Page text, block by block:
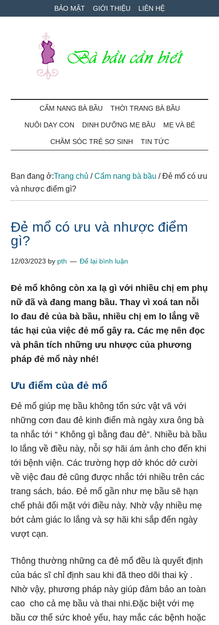
to
to
qua
BẢO MẬT GIỚI THIỆU LIÊN HỆ
Bà
Bầu
Cần
Biết
bé
CẨM NANG BÀ BẦU THỜI TRANG BÀ BẦU
NUÔI DẠY CON DINH DƯỠNG MẸ BẦU MẸ VÀ BÉ
CHĂM SÓC TRẺ SƠ SINH TIN TỨC
Bạn đang ở:Trang chủ / Cẩm nang bà bầu /Đẻ mổ có ưu
và nhược điểm gì?
Đẻ mổ có ưu và nhược điểm
gì?
12/03/2023 by pth Để lại bình luận
Đẻ mổ không còn xa lạ gì với nhiều chị em phụ
nữ đã và đang mang bầu. Thay vì xoá tan nỗi
lo đau đẻ của bà bầu, nhiều chị em lo lắng về
tác hại của việc đẻ mổ gây ra. Các mẹ nên đọc
và phân tích những ưu nhược của phương
pháp đẻ mổ này nhé!
Ưu điểm của đẻ mổ
Đẻ mổ giúp mẹ bầu không tốn sức vật vã với
những cơn đau đẻ kinh điển mà ngày xưa ông bà
ta nhắc tới “ Không gì bằng đau đẻ”. Nhiều bà bầu
lo lắng về điều này, nỗi sợ hãi ám ảnh cho đến khi
tới bệnh viện. Các trường hợp dở khóc dở cười
về việc đau đẻ cũng được nhắc tới nhiều trên các
trang sách, báo. Đẻ mổ gần như mẹ bầu sẽ hạn
chế phải đối mặt với điều này. Nhờ vậy nhiều mẹ
bớt cảm giác lo lắng và sợ hãi khi sắp đến ngày
vượt cạn.
Thông thường những ca đẻ mổ đều là quyết định
của bác sĩ chỉ định sau khi đã theo dõi thai kỳ .
Nhờ vậy, phương pháp này giúp đảm bảo an toàn
cao cho cả mẹ bầu và thai nhi.Đặc biệt với mẹ
bầu cơ thể sức khoẻ yếu, hay mắc các bệnh hoặc